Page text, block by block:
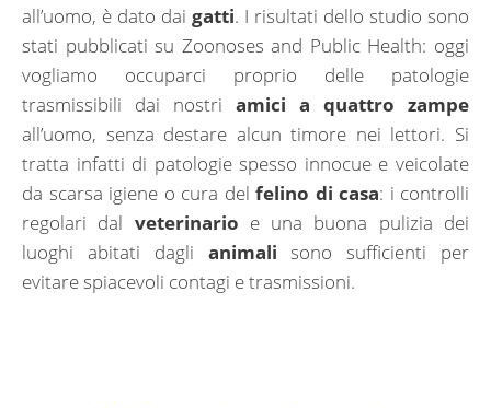
all’uomo, è dato dai gatti. I risultati dello studio sono
stati pubblicati su Zoonoses and Public Health: oggi
vogliamo occuparci proprio delle patologie
trasmissibili dai nostri amici a quattro zampe
all’uomo, senza destare alcun timore nei lettori. Si
tratta infatti di patologie spesso innocue e veicolate
da scarsa igiene o cura del felino di casa: i controlli
regolari dal veterinario e una buona pulizia dei
luoghi abitati dagli animali sono sufficienti per
evitare spiacevoli contagi e trasmissioni.